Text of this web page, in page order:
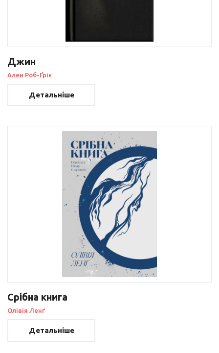
Джин
Ален Роб-Ґріє
Детальніше
Срібна книга
Олівія Ленґ
Детальніше